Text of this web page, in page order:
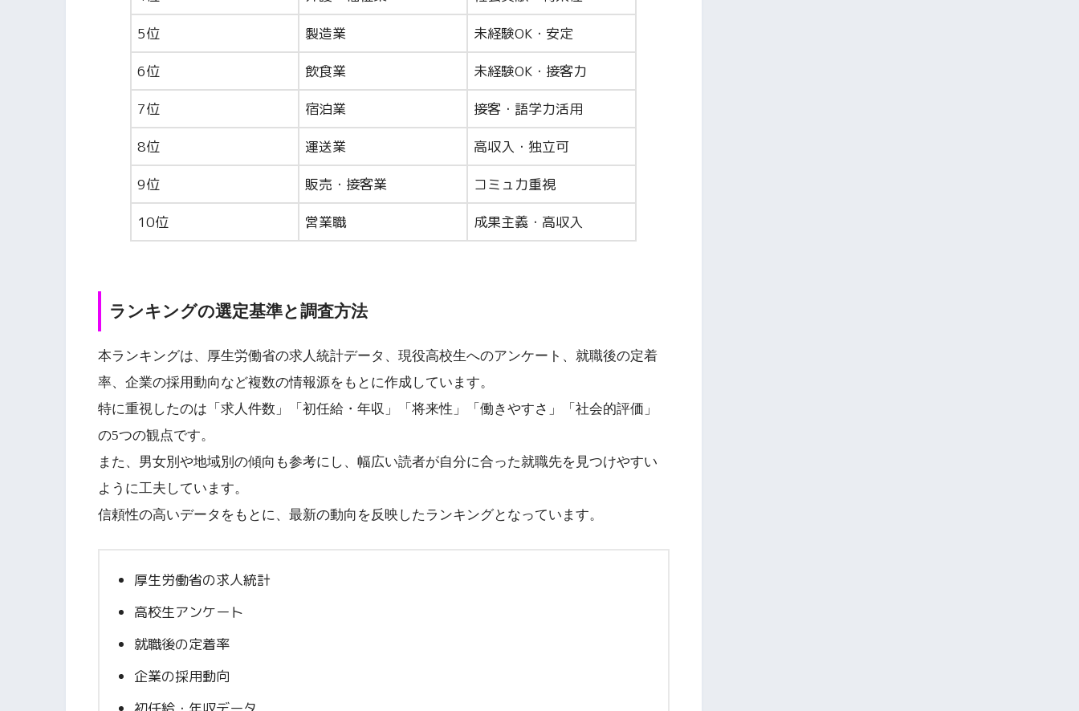
5位 製造業 未経験OK・安定
6位 飲食業 未経験OK・接客力
7位 宿泊業 接客・語学力活用
8位 運送業 高収入・独立可
9位 販売・接客業 コミュ力重視
10位 営業職 成果主義・高収入
ランキングの選定基準と調査方法
本ランキングは、厚生労働省の求人統計データ、現役高校生へのアンケート、就職後の定着
率、企業の採用動向など複数の情報源をもとに作成しています。
特に重視したのは「求人件数」「初任給・年収」「将来性」「働きやすさ」「社会的評価」
の5つの観点です。
また、男女別や地域別の傾向も参考にし、幅広い読者が自分に合った就職先を見つけやすい
ように工夫しています。
信頼性の高いデータをもとに、最新の動向を反映したランキングとなっています。
厚生労働省の求人統計
高校生アンケート
就職後の定着率
企業の採用動向